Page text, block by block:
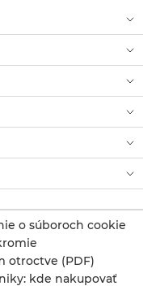
o súboroch cookie
otroctve (PDF)
kde nakupovať